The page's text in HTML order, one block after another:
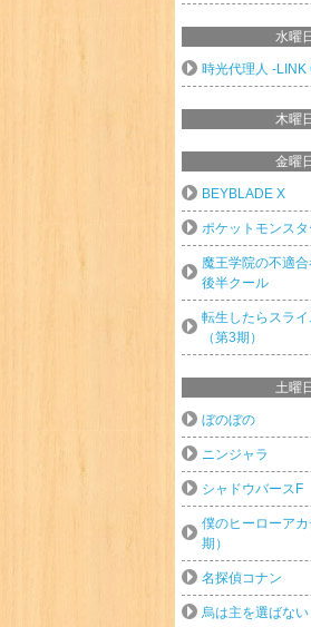
水曜
時光代理人 -LINK
木曜
金曜
BEYBLADE X
ポケットモンスタ
魔王学院の不適合
後半クール
転生したらスラ
（第3期）
土曜
ぼのぼの
ニンジャラ
シャドウバースF
僕のヒーローア
期）
名探偵コナン
烏は主を選ばない